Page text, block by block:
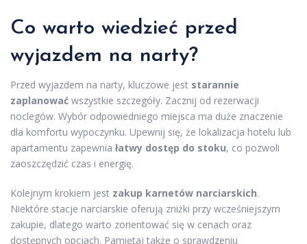
Co warto wiedzieć przed
wyjazdem na narty?
Przed wyjazdem na narty, kluczowe jest starannie
zaplanować wszystkie szczegóły. Zacznij od rezerwacji
noclegów. Wybór odpowiedniego miejsca ma duże znaczenie
dla komfortu wypoczynku. Upewnij się, że lokalizacja hotelu lub
apartamentu zapewnia łatwy dostęp do stoku, co pozwoli
zaoszczędzić czas i energię.
Kolejnym krokiem jest zakup karnetów narciarskich.
Niektóre stacje narciarskie oferują zniżki przy wcześniejszym
zakupie, dlatego warto zorientować się w cenach oraz
dostępnych opcjach. Pamiętaj także o sprawdzeniu